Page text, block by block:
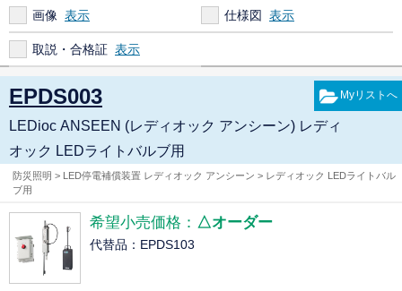
画像 仕様図
取説・合格証
EPDS003
LEDioc ANSEEN (レディオック アンシーン) レディ
オック LEDライトバルブ用
防災照明 > LED停電補償装置 レディオック アンシーン > レディオック LEDライトバル
ブ用
希望小売価格： △オーダー
代替品：EPDS103